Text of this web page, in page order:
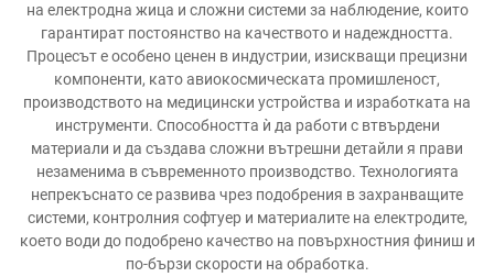
на електродна жица и сложни системи за наблюдение, които
гарантират постоянство на качеството и надеждността.
Процесът е особено ценен в индустрии, изискващи прецизни
компоненти, като авиокосмическата промишленост,
производството на медицински устройства и изработката на
инструменти. Способността ѝ да работи с втвърдени
материали и да създава сложни вътрешни детайли я прави
незаменима в съвременното производство. Технологията
непрекъснато се развива чрез подобрения в захранващите
системи, контролния софтуер и материалите на електродите,
което води до подобрено качество на повърхностния финиш и
по-бързи скорости на обработка.